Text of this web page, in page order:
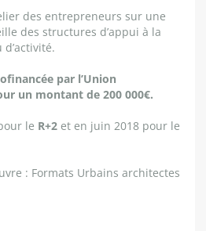
des entrepreneurs sur une
des structures d’appui à la
par l’Union
un montant de 200 000€.
le R+2 et en juin 2018 pour le
: Formats Urbains architectes